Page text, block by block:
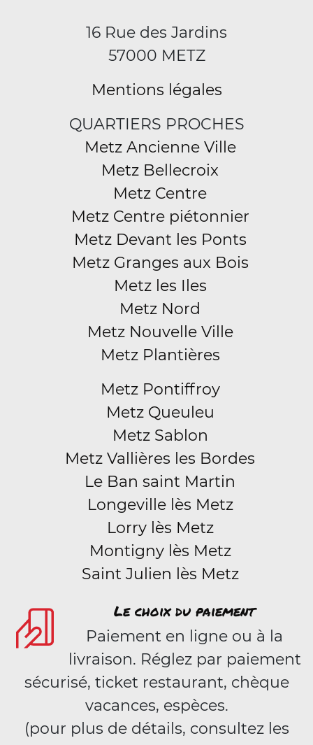
16 Rue des Jardins
57000 METZ
Mentions légales
QUARTIERS PROCHES
Metz Ancienne Ville
Metz Bellecroix
Metz Centre
Metz Centre piétonnier
Metz Devant les Ponts
Metz Granges aux Bois
Metz les Iles
Metz Nord
Metz Nouvelle Ville
Metz Plantières
Metz Pontiffroy
Metz Queuleu
Metz Sablon
Metz Vallières les Bordes
Le Ban saint Martin
Longeville lès Metz
Lorry lès Metz
Montigny lès Metz
Saint Julien lès Metz
Le choix du paiement
Paiement en ligne ou à la
livraison. Réglez par paiement
sécurisé, ticket restaurant, chèque
vacances, espèces.
(pour plus de détails, consultez les